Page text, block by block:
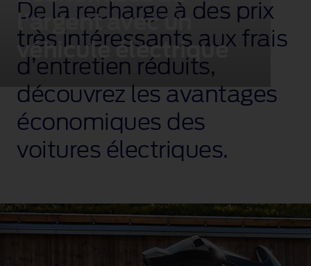
l’argent avec un
véhicule électrique
De la recharge à des prix
très intéressants aux frais
d’entretien réduits,
découvrez les avantages
économiques des
voitures électriques.